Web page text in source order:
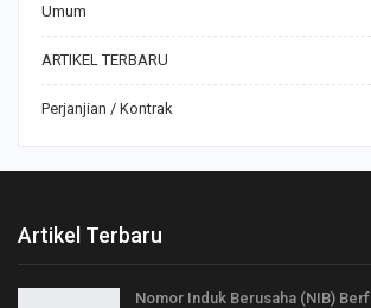
Umum
ARTIKEL TERBARU
Perjanjian / Kontrak
Artikel Terbaru
Nomor Induk Berusaha (NIB)